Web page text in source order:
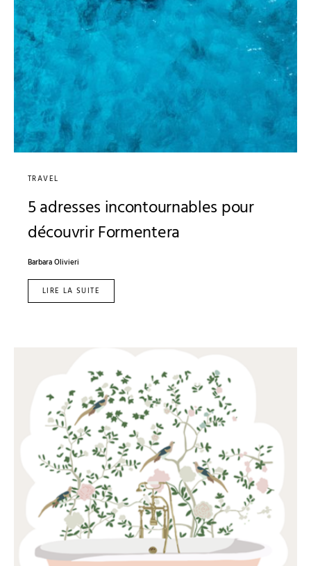
TRAVEL
5 adresses incontournables pour
découvrir Formentera
Barbara Olivieri
LIRE LA SUITE